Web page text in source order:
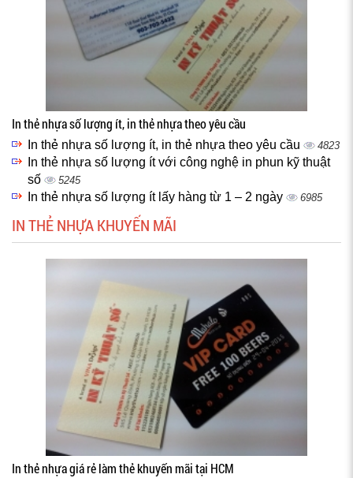
In thẻ nhựa số lượng ít, in thẻ nhựa theo yêu cầu
In thẻ nhựa số lượng ít, in thẻ nhựa theo yêu cầu 4823
In thẻ nhựa số lượng ít với công nghệ in phun kỹ thuật
số
5245
In thẻ nhựa số lượng ít lấy hàng từ 1 – 2 ngày 6985
IN THẺ NHỰA KHUYẾN MÃI
In thẻ nhựa giá rẻ làm thẻ khuyến mãi tại HCM